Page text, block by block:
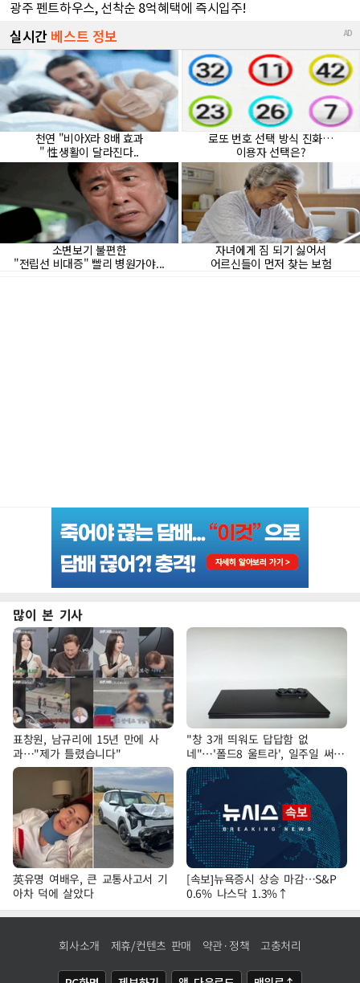
많이 본 기사
표창원, 남규리에 15년 만에 사
과…"제가 틀렸습니다"
"창 3개 띄워도 답답함 없
네"…'폴드8 울트라', 일주일 써보
니
英유명 여배우, 큰 교통사고서 기
아차 덕에 살았다
[속보]뉴욕증시 상승 마감…S&P
0.6% 나스닥 1.3%↑
회사소개 제휴/컨텐츠 판매 약관·정책 고충처리